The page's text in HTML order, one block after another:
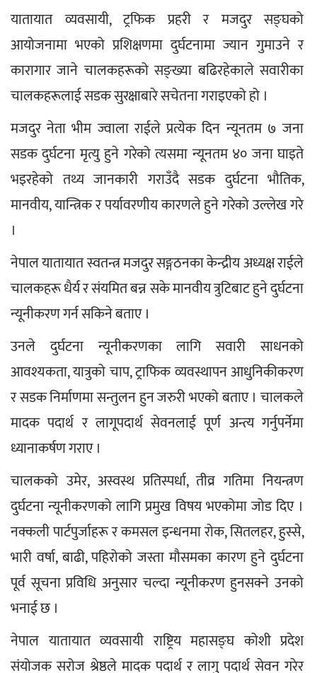
यातायात व्यवसायी, ट्रफिक प्रहरी र मजदुर सङ्घको
आयोजनामा भएको प्रशिक्षणमा दुर्घटनामा ज्यान गुमाउने र
कारागार जाने चालकहरूको सङ्ख्या बढिरहेकाले सवारीका
चालकहरूलाई सडक सुरक्षाबारे सचेतना गराइएको हो ।
मजदुर नेता भीम ज्वाला राईले प्रत्येक दिन न्यूनतम ७ जना
सडक दुर्घटना मृत्यु हुने गरेको त्यसमा न्यूनतम ४० जना घाइते
भइरहेको तथ्य जानकारी गराउँदै सडक दुर्घटना भौतिक,
मानवीय, यान्त्रिक र पर्यावरणीय कारणले हुने गरेको उल्लेख गरे
।
नेपाल यातायात स्वतन्त्र मजदुर सङ्गठनका केन्द्रीय अध्यक्ष राईले
चालकहरू धैर्य र संयमित बन्न सके मानवीय त्रुटिबाट हुने दुर्घटना
न्यूनीकरण गर्न सकिने बताए ।
उनले दुर्घटना न्यूनीकरणका लागि सवारी साधनको
आवश्यकता, यात्रुको चाप, ट्राफिक व्यवस्थापन आधुनिकीकरण
र सडक निर्माणमा सन्तुलन हुन जरुरी भएको बताए । चालकले
मादक पदार्थ र लागूपदार्थ सेवनलाई पूर्ण अन्त्य गर्नुपर्नेमा
ध्यानाकर्षण गराए ।
चालकको उमेर, अस्वस्थ प्रतिस्पर्धा, तीव्र गतिमा नियन्त्रण
दुर्घटना न्यूनीकरणको लागि प्रमुख विषय भएकोमा जोड दिए ।
नक्कली पार्टपुर्जाहरू र कमसल इन्धनमा रोक, सितलहर, हुस्से,
भारी वर्षा, बाढी, पहिरोको जस्ता मौसमका कारण हुने दुर्घटना
पूर्व सूचना प्रविधि अनुसार चल्दा न्यूनीकरण हुनसक्ने उनको
भनाई छ ।
नेपाल यातायात व्यवसायी राष्ट्रिय महासङ्घ कोशी प्रदेश
संयोजक सरोज श्रेष्ठले मादक पदार्थ र लागु पदार्थ सेवन गरेर